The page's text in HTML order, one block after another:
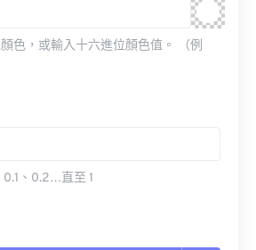
色，或輸入十六進位顏色值。 （例
、0.2…直至 1